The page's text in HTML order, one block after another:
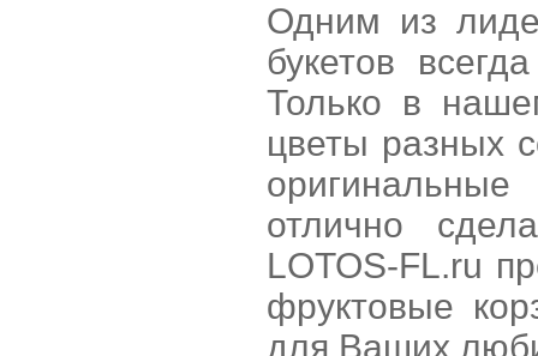
Одним из
букетов
Только в
цветы разных
отлично
LOTOS-FL.ru
фруктовые
для Ваших